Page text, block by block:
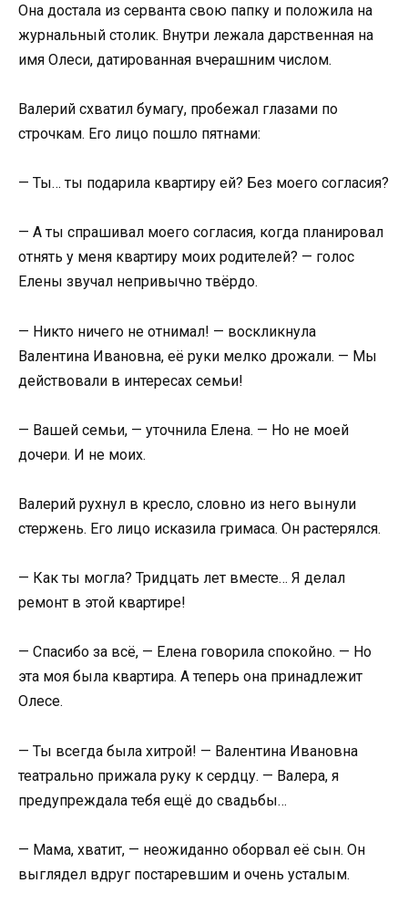
Она достала из серванта свою папку и положила на
журнальный столик. Внутри лежала дарственная на
имя Олеси, датированная вчерашним числом.
Валерий схватил бумагу, пробежал глазами по
строчкам. Его лицо пошло пятнами:
— Ты… ты подарила квартиру ей? Без моего согласия?
— А ты спрашивал моего согласия, когда планировал
отнять у меня квартиру моих родителей? — голос
Елены звучал непривычно твёрдо.
— Никто ничего не отнимал! — воскликнула
Валентина Ивановна, её руки мелко дрожали. — Мы
действовали в интересах семьи!
— Вашей семьи, — уточнила Елена. — Но не моей
дочери. И не моих.
Валерий рухнул в кресло, словно из него вынули
стержень. Его лицо исказила гримаса. Он растерялся.
— Как ты могла? Тридцать лет вместе… Я делал
ремонт в этой квартире!
— Спасибо за всё, — Елена говорила спокойно. — Но
эта моя была квартира. А теперь она принадлежит
Олесе.
— Ты всегда была хитрой! — Валентина Ивановна
театрально прижала руку к сердцу. — Валера, я
предупреждала тебя ещё до свадьбы…
— Мама, хватит, — неожиданно оборвал её сын. Он
выглядел вдруг постаревшим и очень усталым.